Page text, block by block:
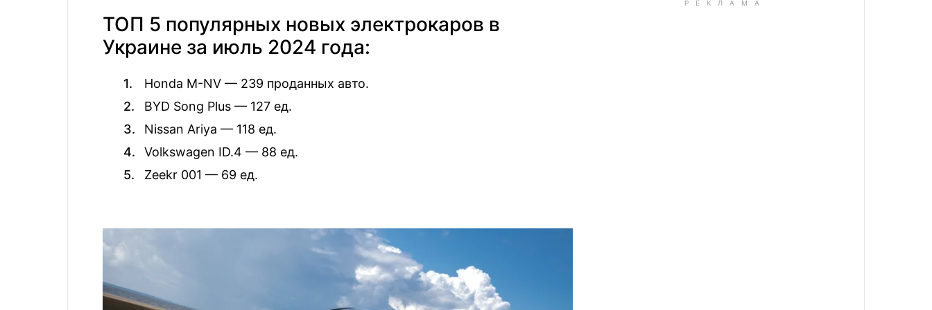
ТОП 5 популярных новых электрокаров в
Украине за июль 2024 года:
Honda M-NV — 239 проданных авто.
BYD Song Plus — 127 ед.
Nissan Ariya — 118 ед.
Volkswagen ID.4 — 88 ед.
Zeekr 001 — 69 ед.